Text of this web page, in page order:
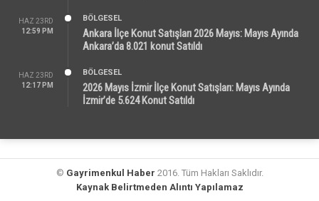
HAZ 23RD
12:59 PM
BÖLGESEL
Ankara İlçe Konut Satışları 2026 Mayıs: Mayıs Ayında
Ankara’da 8.021 konut Satıldı
HAZ 23RD
12:17 PM
BÖLGESEL
2026 Mayıs İzmir İlçe Konut Satışları: Mayıs Ayında
İzmir’de 5.624 Konut Satıldı
© Gayrimenkul Haber 2016. Tüm Hakları Saklıdır.
Kaynak Belirtmeden Alıntı Yapılamaz